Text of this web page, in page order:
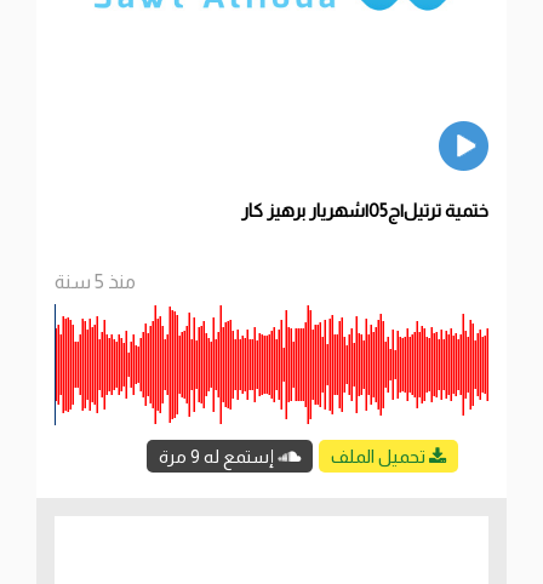
ختمية ترتيل|ج05|شهريار برهيز كار
منذ 5 سنة
تحميل الملف إستمع له 9 مرة